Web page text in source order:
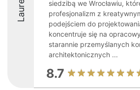
siedzibą we Wrocławiu,
profesjonalizm z
podejściem do
koncentruje się na
starannie przemyślanych
architektonicznych ...
8.7